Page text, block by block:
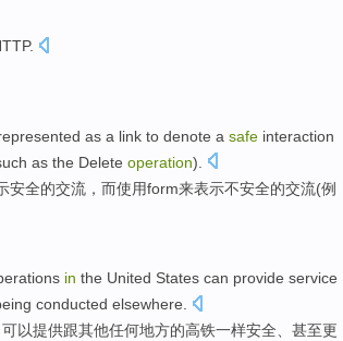
.
as a link to denote a safe interaction
as the Delete operation).
安全的交流， 而使用form来表示不安全的交流(例
in the United States can provide service
conducted elsewhere.
可以提供跟其他任何地方的高铁一样安全、 甚至更